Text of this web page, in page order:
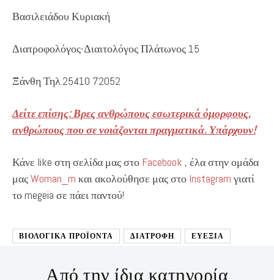
Βασιλειάδου Κυριακή
Διατροφολόγος-Διαιτολόγος Πλάτωνος 15
Ξάνθη Τηλ.25410 72052
Δείτε επίσης: Βρες ανθρώπους εσωτερικά όμορφους,
ανθρώπους που σε νοιάζονται πραγματικά. Υπάρχουν!
Κάνε like στη σελίδα μας στο Facebook , έλα στην ομάδα
μαςWoman_m και ακολούθησε μας στο Instagram γιατί
το megeia σε πάει παντού!
ΒΙΟΛΟΓΙΚΑ ΠΡΟΪΟΝΤΑ ΔΙΑΤΡΟΦΉ ΕΥΕΞΙΑ
Από την ίδια κατηγορία